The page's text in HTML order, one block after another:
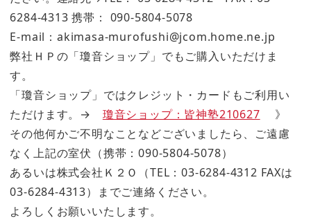
6284-4313 携帯： 090-5804-5078
E-mail：akimasa-murofushi@jcom.home.ne.jp
弊社ＨＰの「瓊音ショップ」でもご購入いただけま
す。
「瓊音ショップ」ではクレジット・カードもご利用い
ただけます。→ 瓊音ショップ：皆神塾210627 》
その他何かご不明なことなどございましたら、ご遠慮
なく上記の室伏（携帯：090-5804-5078）
あるいは株式会社Ｋ２Ｏ（TEL：03-6284-4312 FAXは
03-6284-4313）までご連絡ください。
よろしくお願いいたします。